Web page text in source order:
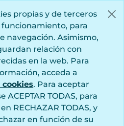
propias y de terceros
funcionamiento, para
navegación. Asimismo,
relación con
en la web. Para
acceda a
. Para aceptar
ACEPTAR TODAS, para
RECHAZAR TODAS, y
en función de su